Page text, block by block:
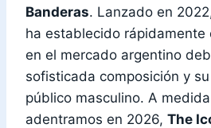
Banderas. Lanzado en
ha establecido rápidamente
en el mercado argentino
sofisticada composición y
público masculino. A
adentramos en 2026, The